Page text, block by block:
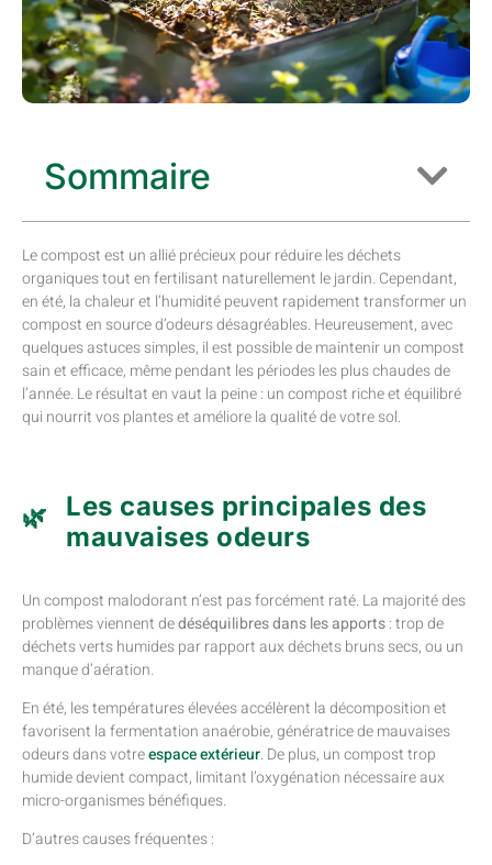
Sommaire
Le compost est un allié précieux pour réduire les déchets
organiques tout en fertilisant naturellement le jardin. Cependant,
en été, la chaleur et l’humidité peuvent rapidement transformer un
compost en source d’odeurs désagréables. Heureusement, avec
quelques astuces simples, il est possible de maintenir un compost
sain et efficace, même pendant les périodes les plus chaudes de
l’année. Le résultat en vaut la peine : un compost riche et équilibré
qui nourrit vos plantes et améliore la qualité de votre sol.
Les causes principales des
mauvaises odeurs
Un compost malodorant n’est pas forcément raté. La majorité des
problèmes viennent dedéséquilibres dans les apports: trop de
déchets verts humides par rapport aux déchets bruns secs, ou un
manque d’aération.
En été, les températures élevées accélèrent la décomposition et
favorisent la fermentation anaérobie, génératrice de mauvaises
odeurs dans votreespace extérieur. De plus, un compost trop
humide devient compact, limitant l’oxygénation nécessaire aux
micro-organismes bénéfiques.
D’autres causes fréquentes :